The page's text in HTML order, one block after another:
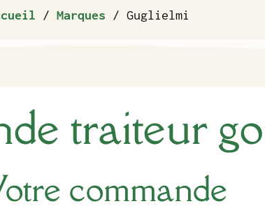
/ Marques / Guglielmi
traiteur
commande